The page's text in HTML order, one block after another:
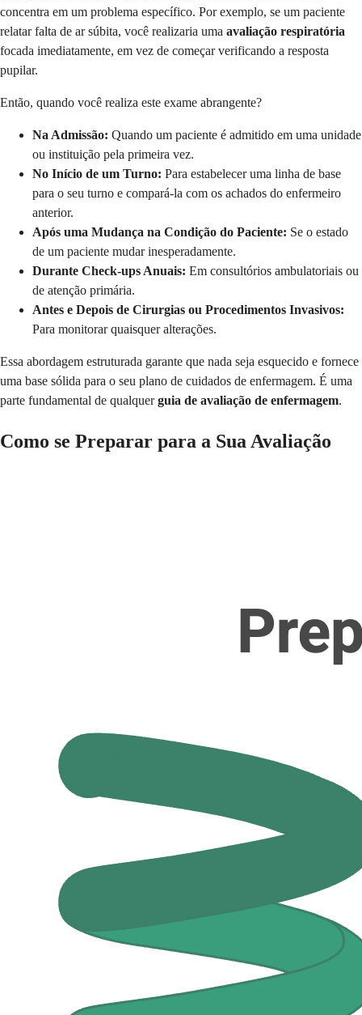
concentra em um problema específico. Por exemplo, se um paciente
relatar falta de ar súbita, você realizaria uma avaliação respiratória
focada imediatamente, em vez de começar verificando a resposta
pupilar.
Então, quando você realiza este exame abrangente?
Na Admissão: Quando um paciente é admitido em uma unidade
ou instituição pela primeira vez.
No Início de um Turno: Para estabelecer uma linha de base
para o seu turno e compará-la com os achados do enfermeiro
anterior.
Após uma Mudança na Condição do Paciente: Se o estado
de um paciente mudar inesperadamente.
Durante Check-ups Anuais: Em consultórios ambulatoriais ou
de atenção primária.
Antes e Depois de Cirurgias ou Procedimentos Invasivos:
Para monitorar quaisquer alterações.
Essa abordagem estruturada garante que nada seja esquecido e fornece
uma base sólida para o seu plano de cuidados de enfermagem. É uma
parte fundamental de qualquerguia de avaliação de enfermagem.
Como se Preparar para a Sua Avaliação